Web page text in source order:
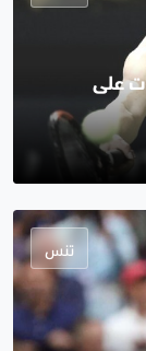
على
تنس